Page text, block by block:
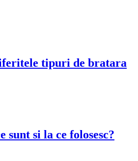
tipuri de bratara
sunt si la ce folosesc?